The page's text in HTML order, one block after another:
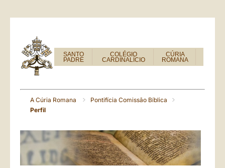
SANTO
PADRE
COLÉGIO
CARDINALÍCIO
CÚRIA
ROMANA
A Cúria Romana
Pontifícia Comissão Bíblica
Perfil